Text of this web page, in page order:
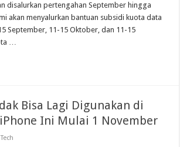
disalurkan pertengahan September hingga
akan menyalurkan bantuan subsidi kuota data
September, 11-15 Oktober, dan 11-15
…
Bisa Lagi Digunakan di
Ini Mulai 1 November
Tech